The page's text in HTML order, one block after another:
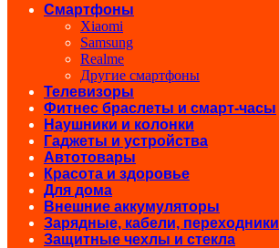
Смартфоны
Xiaomi
Samsung
Realme
Другие смартфоны
Телевизоры
Фитнес браслеты и смарт-часы
Наушники и колонки
Гаджеты и устройства
Автотовары
Красота и здоровье
Для дома
Внешние аккумуляторы
Зарядные, кабели, переходники
Защитные чехлы и стекла